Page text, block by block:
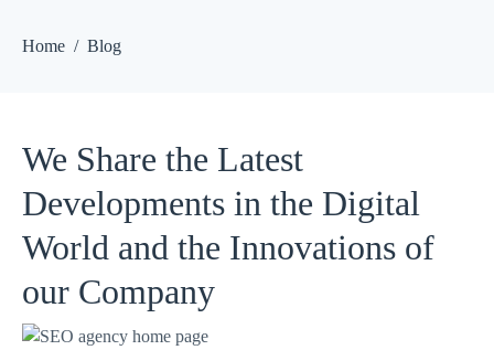
Home Blog
We Share the Latest
Developments in the Digital
World and the Innovations of
our Company